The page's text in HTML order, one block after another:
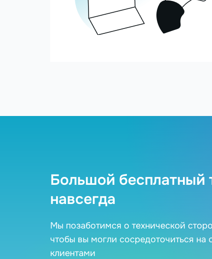
Большой бесплатный
навсегда
Мы позаботимся о технической
чтобы вы могли сосредоточиться на
клиентами